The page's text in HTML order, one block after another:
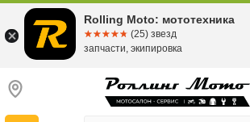
Rolling Moto: мототехника
☆☆☆☆☆
★★★★★ (25) звезд
запчасти, экипировка